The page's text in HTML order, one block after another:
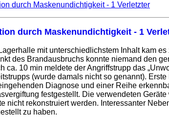
durch Maskenundichtigkeit - 1 Verletzter
durch Maskenundichtigkeit - 1
mit unterschiedlichstem Inhalt kam
des Brandausbruchs konnte niemand den
ca. 10 min meldete der Angriffstrupp das
(wurde damals nicht so genannt).
Diagnose und einer Reihe
festgestellt. Die verwendeten
nicht rekonstruiert werden. Interessanter
zu haben.